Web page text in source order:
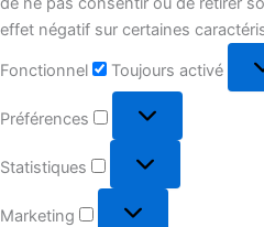
effet négatif sur certaines
Fonctionnel Toujours activé
Préférences
Statistiques
Marketing